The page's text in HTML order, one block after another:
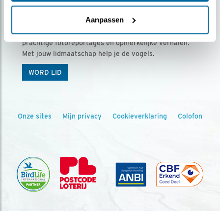
Aanpassen
Ontvang 5 x Vogels voor € 36,00 per jaar
Vogels is het tijdschrift voor onze leden, met
prachtige fotoreportages en opmerkelijke verhalen.
Met jouw lidmaatschap help je de vogels.
WORD LID
Onze sites Mijn privacy Cookieverklaring Colofon